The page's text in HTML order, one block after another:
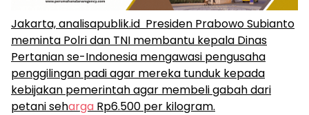
Jakarta, analisapublik.id Presiden Prabowo Subianto
meminta Polri dan TNI membantu kepala Dinas
Pertanian se-Indonesia mengawasi pengusaha
penggilingan padi agar mereka tunduk kepada
kebijakan pemerintah agar membeli gabah dari
petani seharga Rp6.500 per kilogram.